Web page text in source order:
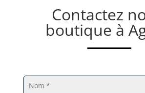
Contactez
boutique à